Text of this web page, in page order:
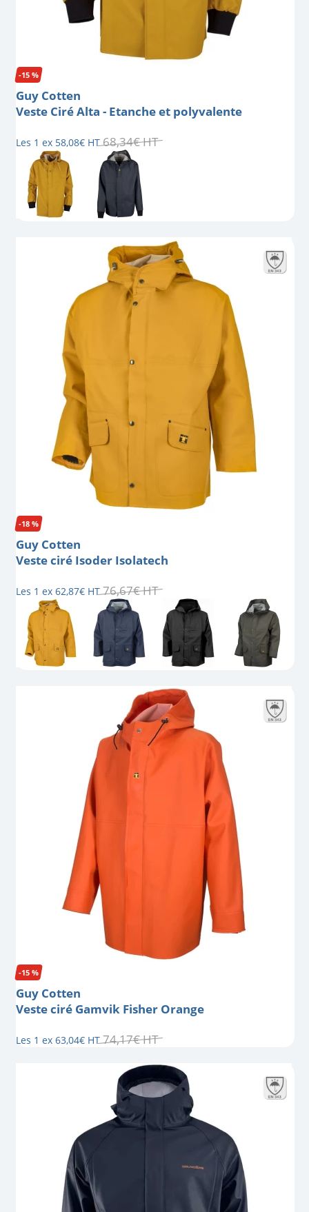
-15 %
Guy Cotten
Veste Ciré Alta - Etanche et polyvalente
Les 1 ex 58,08€ HT 68,34€HT
-18 %
Guy Cotten
Veste ciré Isoder Isolatech
Les 1 ex 62,87€ HT 76,67€HT
-15 %
Guy Cotten
Veste ciré Gamvik Fisher Orange
Les 1 ex 63,04€ HT 74,17€HT